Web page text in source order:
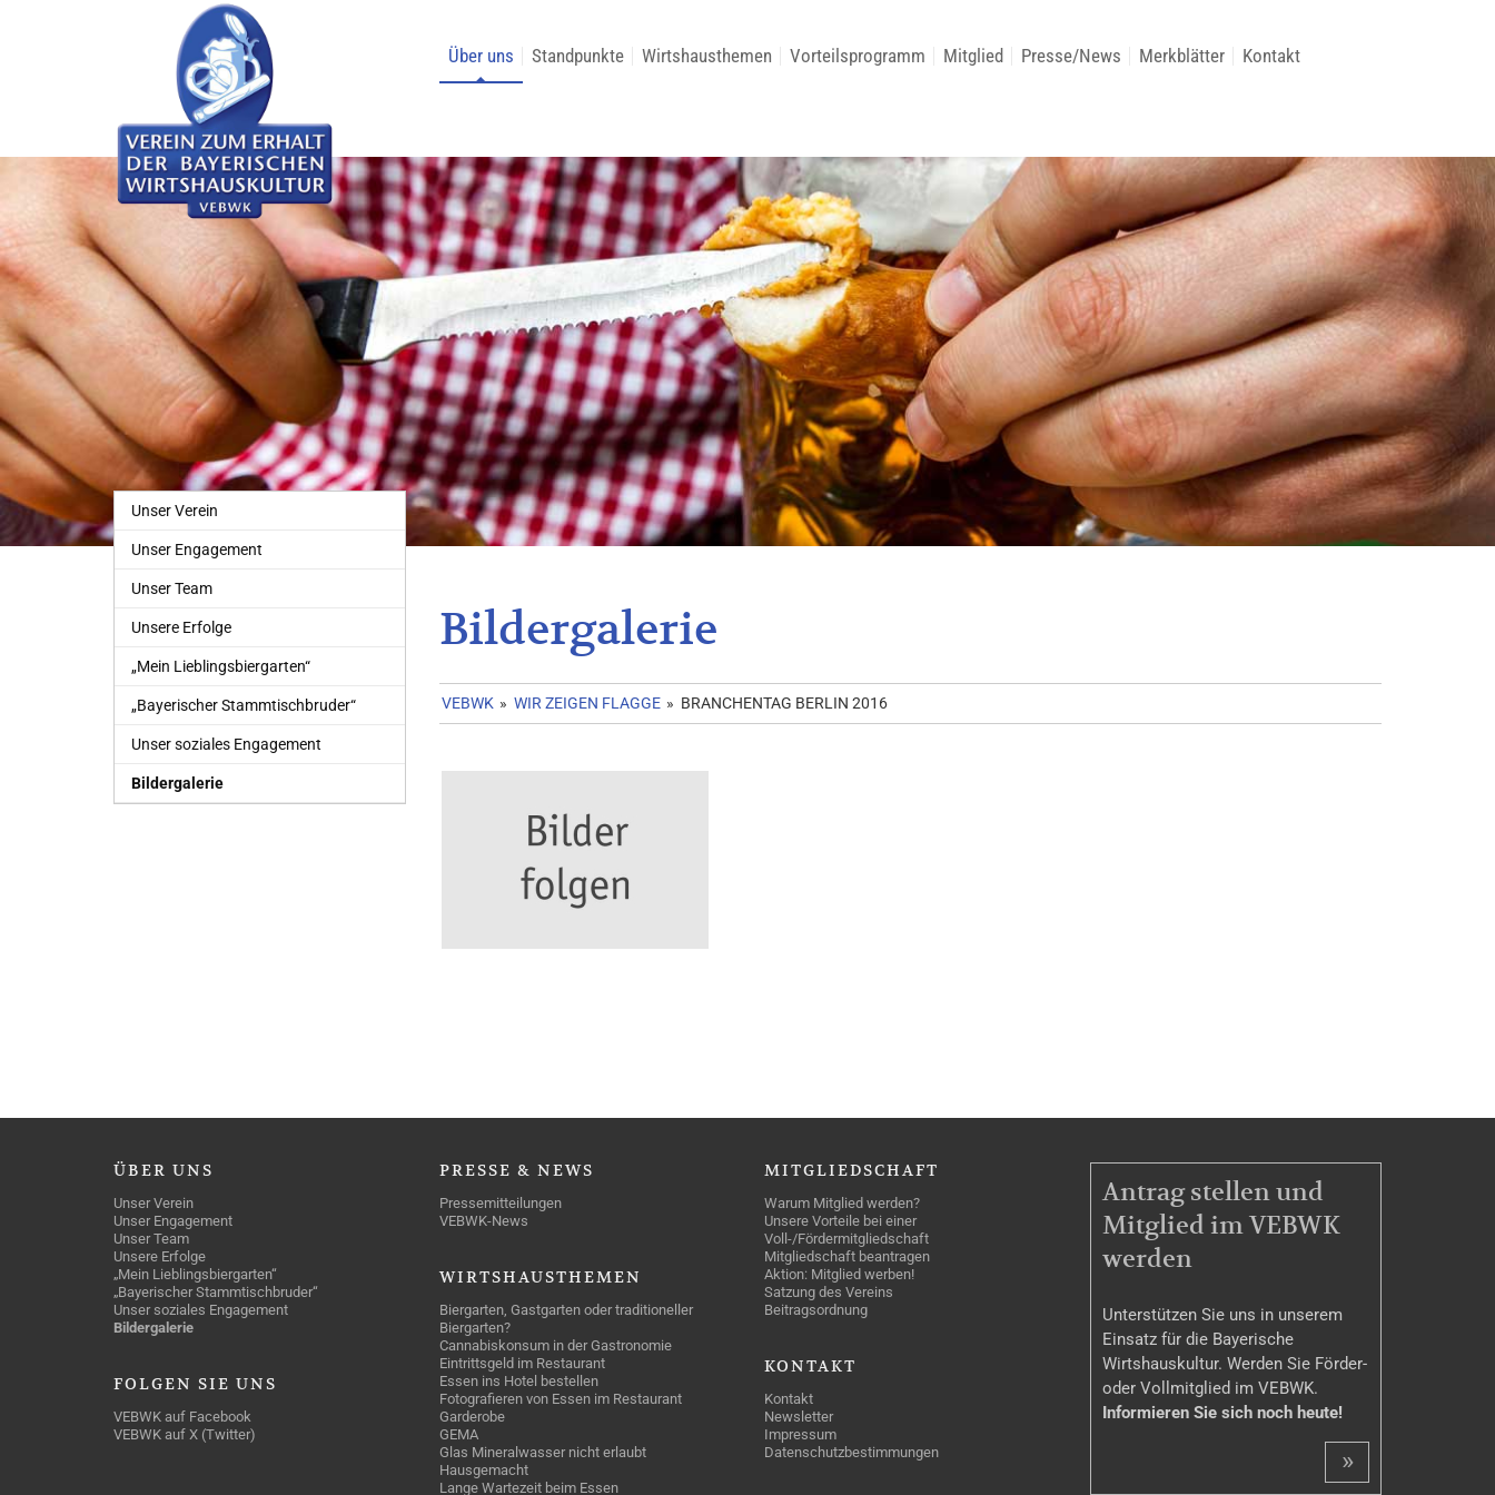
Über uns Standpunkte Wirtshausthemen Vorteilsprogramm Mitglied Presse/News Merkblätter Kontakt
Unser Verein
Unser Engagement
Unser Team
Unsere Erfolge
„Mein Lieblingsbiergarten“
„Bayerischer Stammtischbruder“
Unser soziales Engagement
Bildergalerie
Bildergalerie
VEBWK » WIR ZEIGEN FLAGGE » BRANCHENTAG BERLIN 2016
ÜBER UNS
Unser Verein
Unser Engagement
Unser Team
Unsere Erfolge
„Mein Lieblingsbiergarten“
„Bayerischer Stammtischbruder“
Unser soziales Engagement
Bildergalerie
FOLGEN SIE UNS
VEBWK auf Facebook
VEBWK auf X (Twitter)
PRESSE & NEWS
Pressemitteilungen
VEBWK-News
WIRTSHAUSTHEMEN
Biergarten, Gastgarten oder traditioneller
Biergarten?
Cannabiskonsum in der Gastronomie
Eintrittsgeld im Restaurant
Essen ins Hotel bestellen
Fotografieren von Essen im Restaurant
Garderobe
GEMA
Glas Mineralwasser nicht erlaubt
Hausgemacht
Lange Wartezeit beim Essen
MITGLIEDSCHAFT
Warum Mitglied werden?
Unsere Vorteile bei einer
Voll-/Fördermitgliedschaft
Mitgliedschaft beantragen
Aktion: Mitglied werben!
Satzung des Vereins
Beitragsordnung
KONTAKT
Kontakt
Newsletter
Impressum
Datenschutzbestimmungen
MITGLIEDSCHAFT
Antrag stellen und
Mitglied im VEBWK
werden
Unterstützen Sie uns in unserem
Einsatz für die Bayerische
Wirtshauskultur. Werden Sie Förder-
oder Vollmitglied im VEBWK.
Informieren Sie sich noch heute!
»